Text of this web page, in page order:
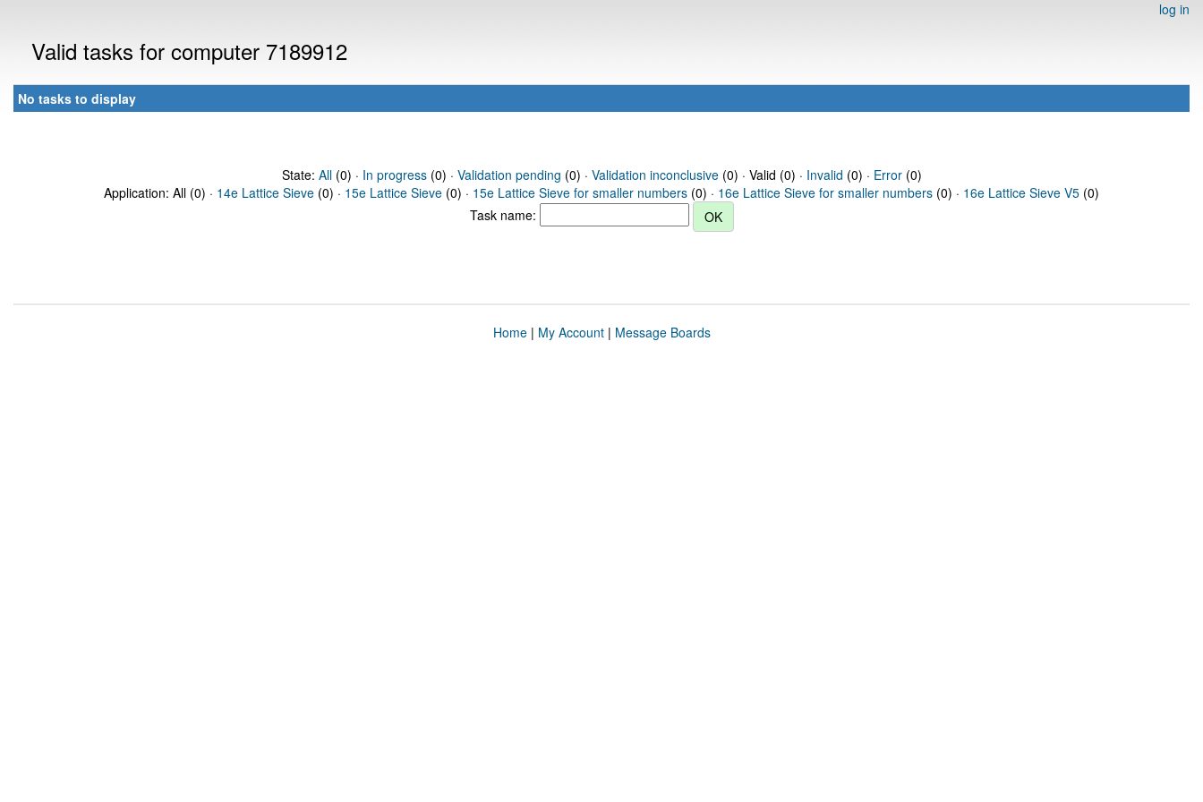
log in
Valid tasks for computer 7189912
No tasks to display
State: All(0) · In progress(0) · Validation pending (0) · Validation inconclusive(0) · Valid (0) · Invalid (0) · Error(0)
Application: All (0) · 14e Lattice Sieve (0) · 15e Lattice Sieve (0) · 15e Lattice Sieve for smaller numbers (0) · 16e Lattice Sieve for smaller numbers (0) · 16e Lattice Sieve V5 (0)
Task name:
Home| My Account| Message Boards